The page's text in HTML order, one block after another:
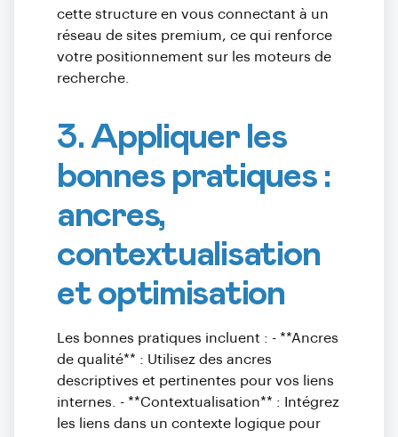
cette structure en vous connectant à un
réseau de sites premium, ce qui renforce
votre positionnement sur les moteurs de
recherche.
3. Appliquer les
bonnes pratiques :
ancres,
contextualisation
et optimisation
Les bonnes pratiques incluent : - **Ancres
de qualité** : Utilisez des ancres
descriptives et pertinentes pour vos liens
internes. - **Contextualisation** : Intégrez
les liens dans un contexte logique pour